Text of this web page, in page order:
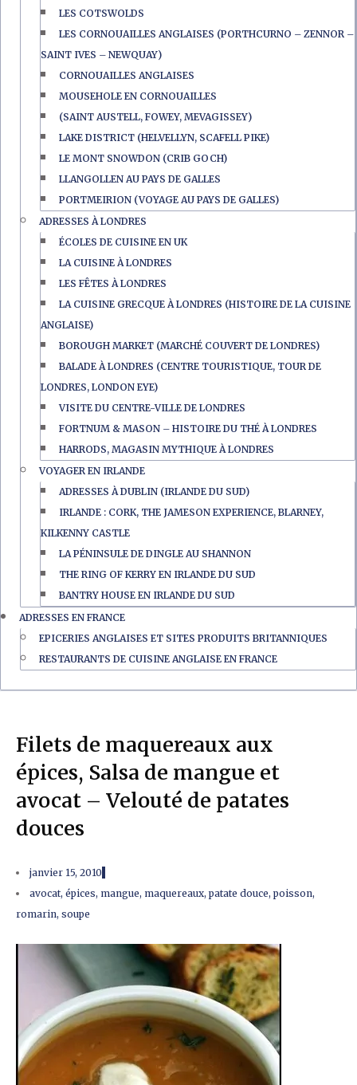
LES COTSWOLDS
LES CORNOUAILLES ANGLAISES (PORTHCURNO – ZENNOR –
SAINT IVES – NEWQUAY)
CORNOUAILLES ANGLAISES
MOUSEHOLE EN CORNOUAILLES
(SAINT AUSTELL, FOWEY, MEVAGISSEY)
LAKE DISTRICT (HELVELLYN, SCAFELL PIKE)
LE MONT SNOWDON (CRIB GOCH)
LLANGOLLEN AU PAYS DE GALLES
PORTMEIRION (VOYAGE AU PAYS DE GALLES)
ADRESSES À LONDRES
ÉCOLES DE CUISINE EN UK
LA CUISINE À LONDRES
LES FÊTES À LONDRES
LA CUISINE GRECQUE À LONDRES (HISTOIRE DE LA CUISINE
ANGLAISE)
BOROUGH MARKET (MARCHÉ COUVERT DE LONDRES)
BALADE À LONDRES (CENTRE TOURISTIQUE, TOUR DE
LONDRES, LONDON EYE)
VISITE DU CENTRE-VILLE DE LONDRES
FORTNUM & MASON – HISTOIRE DU THÉ À LONDRES
HARRODS, MAGASIN MYTHIQUE À LONDRES
VOYAGER EN IRLANDE
ADRESSES À DUBLIN (IRLANDE DU SUD)
IRLANDE : CORK, THE JAMESON EXPERIENCE, BLARNEY,
KILKENNY CASTLE
LA PÉNINSULE DE DINGLE AU SHANNON
THE RING OF KERRY EN IRLANDE DU SUD
BANTRY HOUSE EN IRLANDE DU SUD
ADRESSES EN FRANCE
EPICERIES ANGLAISES ET SITES PRODUITS BRITANNIQUES
RESTAURANTS DE CUISINE ANGLAISE EN FRANCE
Filets de maquereaux aux
épices, Salsa de mangue et
avocat – Velouté de patates
douces
janvier 15, 2010
avocat, épices, mangue, maquereaux, patate douce, poisson,
romarin, soupe